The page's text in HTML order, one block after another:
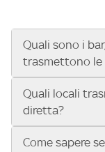
Quali sono i
trasmettono le
Se cerchi un bar,
vedere le partite di
UEFA Champions
Conference
Quali locali
diretta?
Vuoi sapere
Come sapere